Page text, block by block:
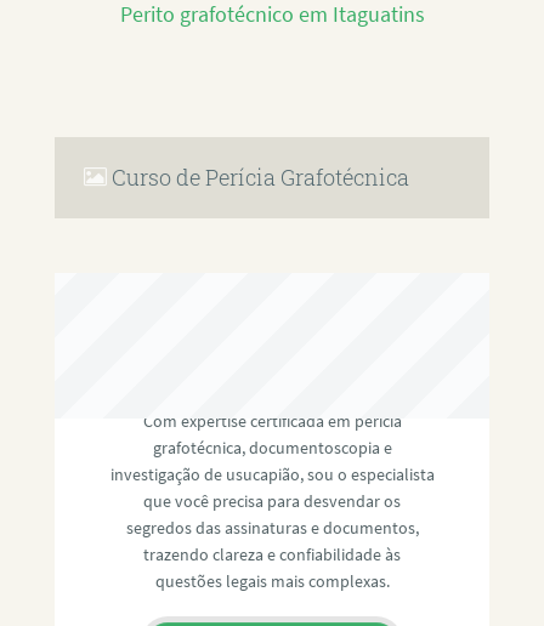
Perito grafotécnico em Itaguatins
Curso de Perícia Grafotécnica
Com expertise certificada em perícia
grafotécnica, documentoscopia e
investigação de usucapião, sou o especialista
que você precisa para desvendar os
segredos das assinaturas e documentos,
trazendo clareza e confiabilidade às
questões legais mais complexas.